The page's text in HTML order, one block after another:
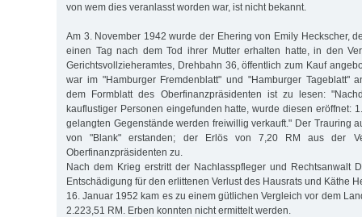
von wem dies veranlasst worden war, ist nicht bekannt.
Am 3. November 1942 wurde der Ehering von Emily Heckscher,
einen Tag nach dem Tod ihrer Mutter erhalten hatte, in den
Gerichtsvollzieheramtes, Drehbahn 36, öffentlich zum Kauf
war im "Hamburger Fremdenblatt" und "Hamburger Tageblatt"
dem Formblatt des Oberfinanzpräsidenten ist zu lesen:
kauflustiger Personen eingefunden hatte, wurde diesen eröffnet:
gelangten Gegenstände werden freiwillig verkauft." Der Trauring
von "Blank" erstanden; der Erlös von 7,20 RM aus der
Oberfinanzpräsidenten zu.
Nach dem Krieg erstritt der Nachlasspfleger und Rechtsanwalt
Entschädigung für den erlittenen Verlust des Hausrats und Käthe
16. Januar 1952 kam es zu einem gütlichen Vergleich vor dem
2.223,51 RM. Erben konnten nicht ermittelt werden.